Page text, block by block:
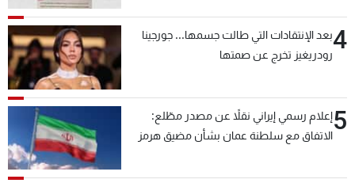
4بعد الإنتقادات التي طالت جسمها... جورجينا
رودريغيز تخرج عن صمتها
5إعلام رسمي إيراني نقلاً عن مصدر مطّلع:
الاتفاق مع سلطنة عمان بشأن مضيق هرمز